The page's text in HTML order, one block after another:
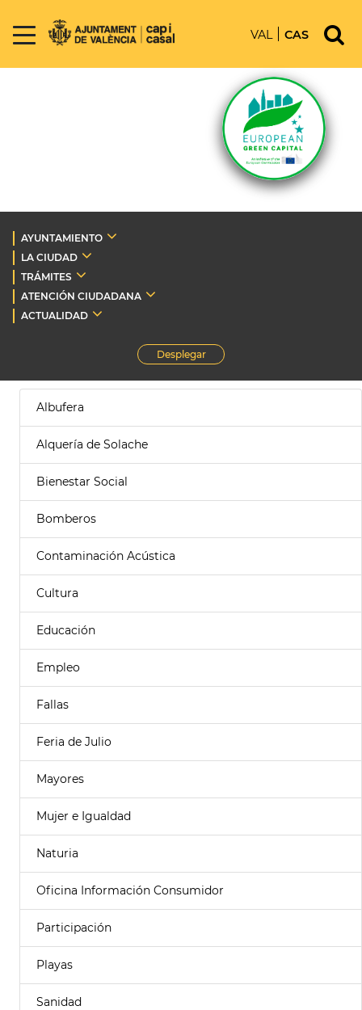
VAL CAS
AYUNTAMIENTO
LA CIUDAD
TRÁMITES
ATENCIÓN CIUDADANA
ACTUALIDAD
Desplegar
Albufera
Alquería de Solache
Bienestar Social
Bomberos
Contaminación Acústica
Cultura
Educación
Empleo
Fallas
Feria de Julio
Mayores
Mujer e Igualdad
Naturia
Oficina Información Consumidor
Participación
Playas
Sanidad